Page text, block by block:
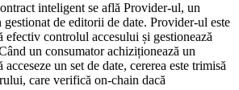
inteligent se află Provider-ul, un
de editorii de date. Provider-ul este
efectiv controlul accesului și gestionează
un consumator achiziționează un
un set de date, cererea este trimisă
care verifică on-chain dacă